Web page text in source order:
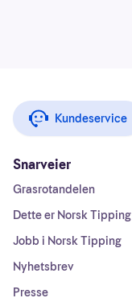
Kundeservice
Snarveier
Grasrotandelen
Dette er Norsk Tipping
Jobb i Norsk Tipping
Nyhetsbrev
Presse